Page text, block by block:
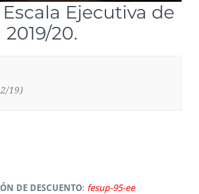
Ejecutiva de
20.
19)
DE DESCUENTO: fesup-95-ee